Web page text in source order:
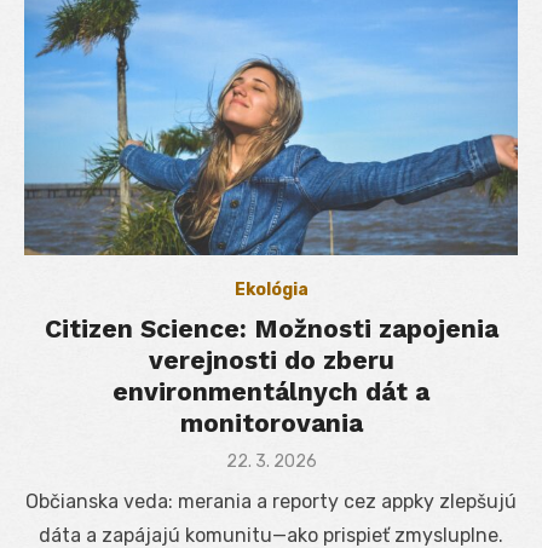
Ekológia
Citizen Science: Možnosti zapojenia
verejnosti do zberu
environmentálnych dát a
monitorovania
Posted
22. 3. 2026
Občianska veda: merania a reporty cez appky zlepšujú
dáta a zapájajú komunitu—ako prispieť zmysluplne.